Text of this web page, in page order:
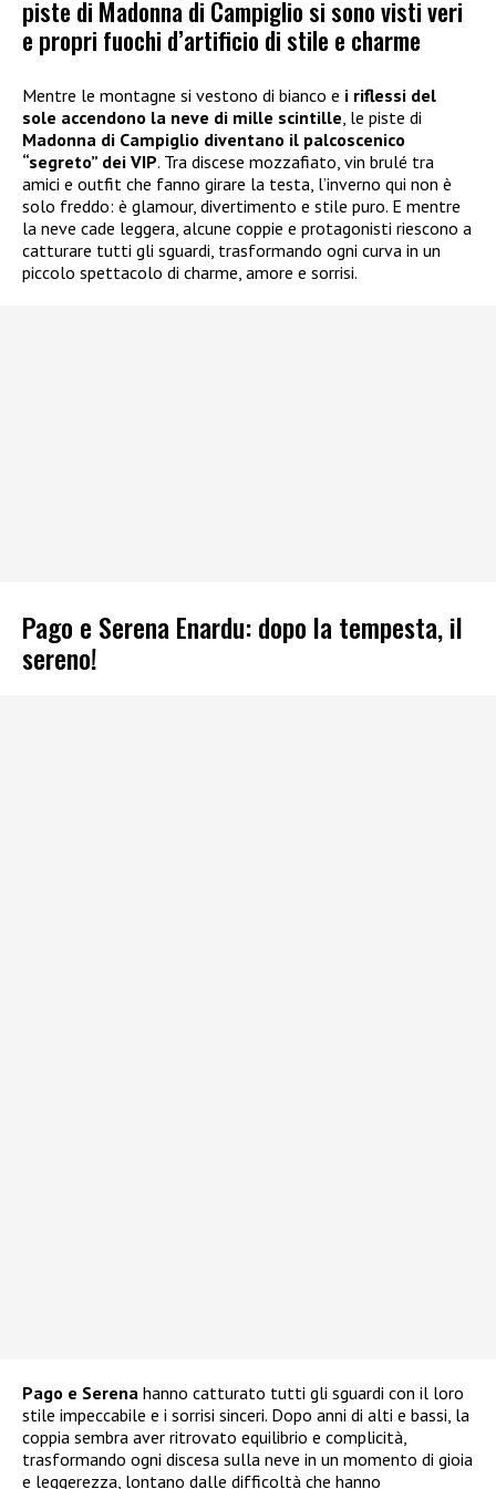
piste di Madonna di Campiglio si sono visti veri
e propri fuochi d’artificio di stile e charme
Mentre le montagne si vestono di bianco e i riflessi del
sole accendono la neve di mille scintille , le piste di
Madonna di Campiglio diventano il palcoscenico
“segreto” dei VIP. Tra discese mozzafiato, vin brulé tra
amici e outfit che fanno girare la testa, l’inverno qui non è
solo freddo: è glamour, divertimento e stile puro. E mentre
la neve cade leggera, alcune coppie e protagonisti riescono a
catturare tutti gli sguardi, trasformando ogni curva in un
piccolo spettacolo di charme, amore e sorrisi.
Pago e Serena Enardu: dopo la tempesta, il
sereno!
Pago e Serena hanno catturato tutti gli sguardi con il loro
stile impeccabile e i sorrisi sinceri. Dopo anni di alti e bassi, la
coppia sembra aver ritrovato equilibrio e complicità,
trasformando ogni discesa sulla neve in un momento di gioia
e leggerezza, lontano dalle difficoltà che hanno